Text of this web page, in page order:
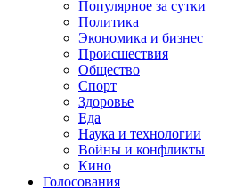
Популярное за сутки
Политика
Экономика и бизнес
Происшествия
Общество
Спорт
Здоровье
Еда
Наука и технологии
Войны и конфликты
Кино
Голосования